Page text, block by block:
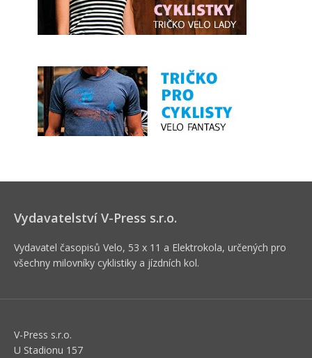
Vydavatelství V-Press s.r.o.
Vydavatel časopisů Velo, 53 x 11 a Elektrokola, určených pro
všechny milovníky cyklistiky a jízdních kol.
V-Press s.r.o.
U Stadionu 157